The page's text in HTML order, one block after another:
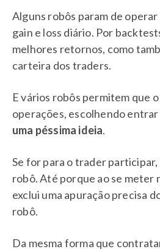
Alguns robôs param de
gain e loss diário. Por
melhores retornos, como
carteira dos traders.
E vários robôs permitem que
operações, escolhendo entrar
uma péssima ideia.
Se for para o trader
robô. Até porque ao se meter
exclui uma apuração precisa
robô.
Da mesma forma que